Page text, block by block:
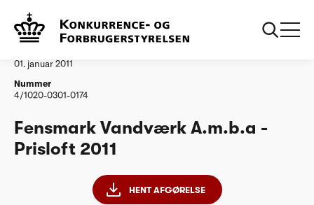
Vandtilsyn
01. januar 2011
Nummer
4/1020-0301-0174
Fensmark Vandværk A.m.b.a -
Prisloft 2011
HENT AFGØRELSE